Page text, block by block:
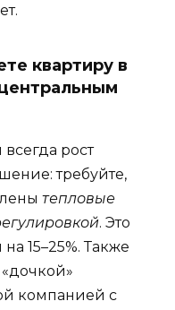
квартиру в
рост
требуйте,
тепловые
. Это
15–25%. Также
компанией с